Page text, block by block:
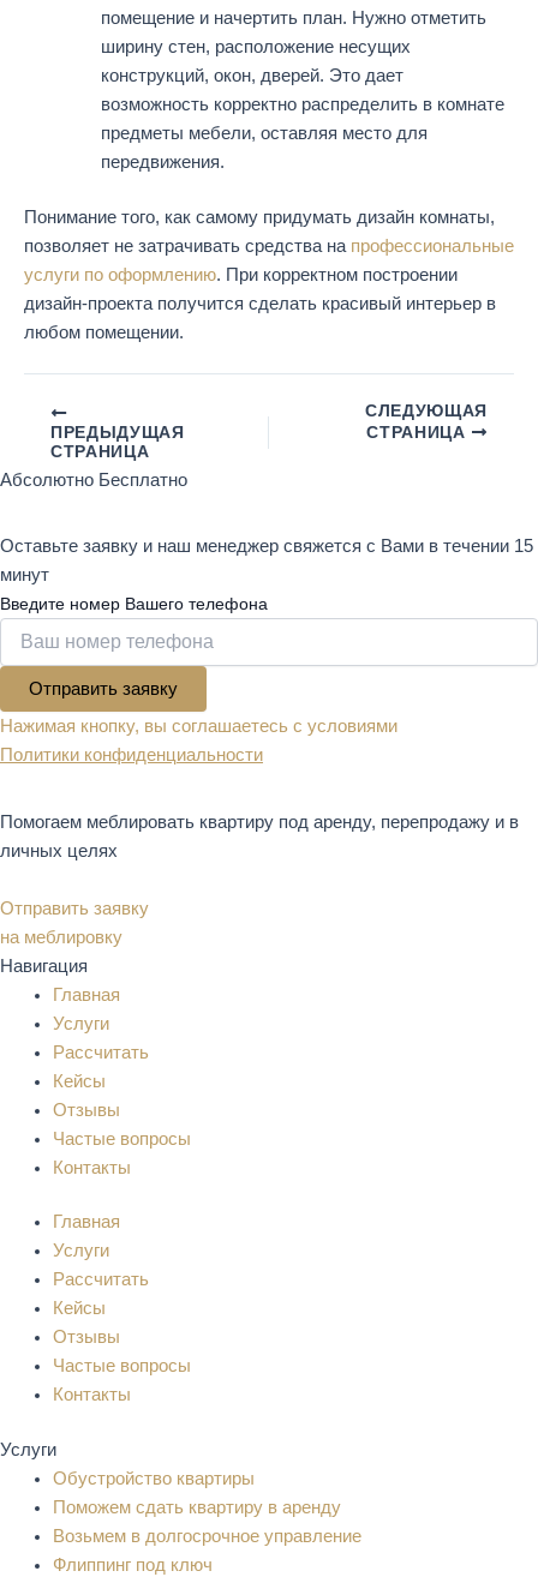
помещение и начертить план. Нужно отметить
ширину стен, расположение несущих
конструкций, окон, дверей. Это дает
возможность корректно распределить в комнате
предметы мебели, оставляя место для
передвижения.
Понимание того, как самому придумать дизайн комнаты,
позволяет не затрачивать средства на профессиональные
услуги по оформлению. При корректном построении
дизайн-проекта получится сделать красивый интерьер в
любом помещении.
ПРЕДЫДУЩАЯ
СТРАНИЦА
СЛЕДУЮЩАЯ
СТРАНИЦА
Абсолютно Бесплатно
Оставьте заявку и наш менеджер свяжется с Вами в течении 15
минут
Введите номер Вашего телефона
Отправить заявку
Нажимая кнопку, вы соглашаетесь с условиями
Политики конфиденциальности
Помогаем меблировать квартиру под аренду, перепродажу и в
личных целях
Отправить заявку
на меблировку
Навигация
Главная
Услуги
Рассчитать
Кейсы
Отзывы
Частые вопросы
Контакты
Главная
Услуги
Рассчитать
Кейсы
Отзывы
Частые вопросы
Контакты
Услуги
Обустройство квартиры
Поможем сдать квартиру в аренду
Возьмем в долгосрочное управление
Флиппинг под ключ